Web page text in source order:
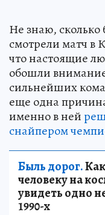
Не знаю, сколько
смотрели матч в
что настоящие
обошли
сильнейших
еще одна
именно в ней
снайпером
Быль дорог.
человеку на
увидеть одно
1990-х